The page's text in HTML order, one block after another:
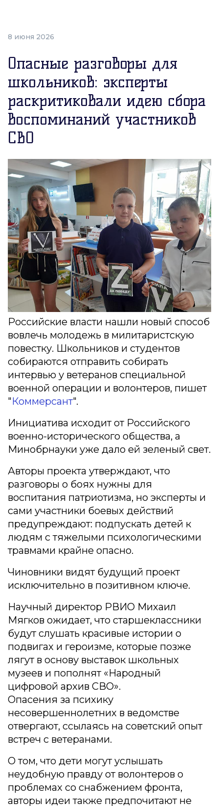
8 июня 2026
Опасные разговоры для
школьников: эксперты
раскритиковали идею сбора
воспоминаний участников
СВО
Российские власти нашли новый способ
вовлечь молодежь в милитаристскую
повестку. Школьников и студентов
собираются отправить собирать
интервью у ветеранов специальной
военной операции и волонтеров, пишет
"Коммерсант".
Инициатива исходит от Российского
военно-исторического общества, а
Минобрнауки уже дало ей зеленый свет.
Авторы проекта утверждают, что
разговоры о боях нужны для
воспитания патриотизма, но эксперты и
сами участники боевых действий
предупреждают: подпускать детей к
людям с тяжелыми психологическими
травмами крайне опасно.
Чиновники видят будущий проект
исключительно в позитивном ключе.
Научный директор РВИО Михаил
Мягков ожидает, что старшеклассники
будут слушать красивые истории о
подвигах и героизме, которые позже
лягут в основу выставок школьных
музеев и пополнят «Народный
цифровой архив СВО».
Опасения за психику
несовершеннолетних в ведомстве
отвергают, ссылаясь на советский опыт
встреч с ветеранами.
О том, что дети могут услышать
неудобную правду от волонтеров о
проблемах со снабжением фронта,
авторы идеи также предпочитают не